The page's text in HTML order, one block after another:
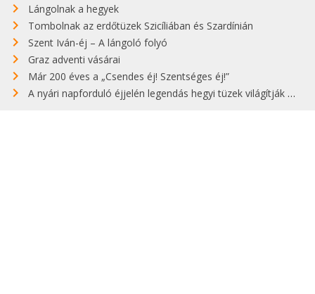
Lángolnak a hegyek
Tombolnak az erdőtüzek Szicíliában és Szardínián
Szent Iván-éj – A lángoló folyó
Graz adventi vásárai
Már 200 éves a „Csendes éj! Szentséges éj!”
A nyári napforduló éjjelén legendás hegyi tüzek világítják meg Zugspitzét